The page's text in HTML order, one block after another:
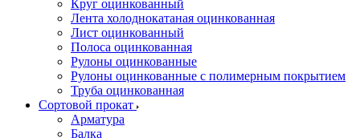
Круг оцинкованный
Лента холоднокатаная оцинкованная
Лист оцинкованный
Полоса оцинкованная
Рулоны оцинкованные
Рулоны оцинкованные с полимерным покрытием
Труба оцинкованная
Сортовой прокат
Арматура
Балка